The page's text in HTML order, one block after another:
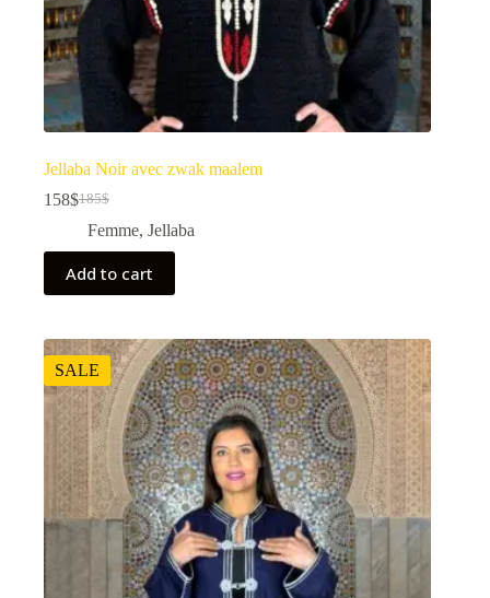
Jellaba Noir avec zwak maalem
185$
158$
Femme, Jellaba
Add to cart
SALE